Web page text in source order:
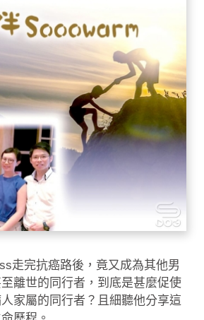
走完抗癌路後，竟又成為其他男
離世的同行者，到底是甚麼促使
家屬的同行者？且細聽他分享這